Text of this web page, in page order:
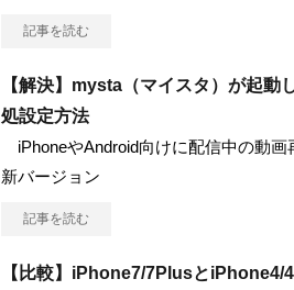
記事を読む
【解決】mysta（マイスタ）が起動
処設定方法
iPhoneやAndroid向けに配信中の動
新バージョン
記事を読む
【比較】iPhone7/7PlusとiPhone4/